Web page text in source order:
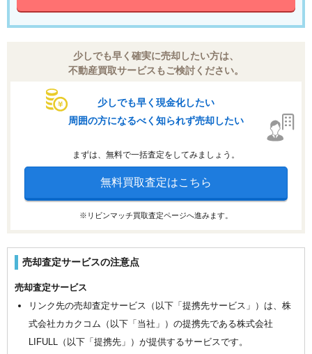
少しでも早く確実に売却したい方は、
不動産買取サービスもご検討ください。
少しでも早く現金化したい
周囲の方になるべく知られず売却したい
まずは、無料で一括査定をしてみましょう。
無料買取査定はこちら
※リビンマッチ買取査定ページへ進みます。
売却査定サービスの注意点
売却査定サービス
リンク先の売却査定サービス（以下「提携先サービス」）は、株
式会社カカクコム（以下「当社」）の提携先である株式会社
LIFULL（以下「提携先」）が提供するサービスです。